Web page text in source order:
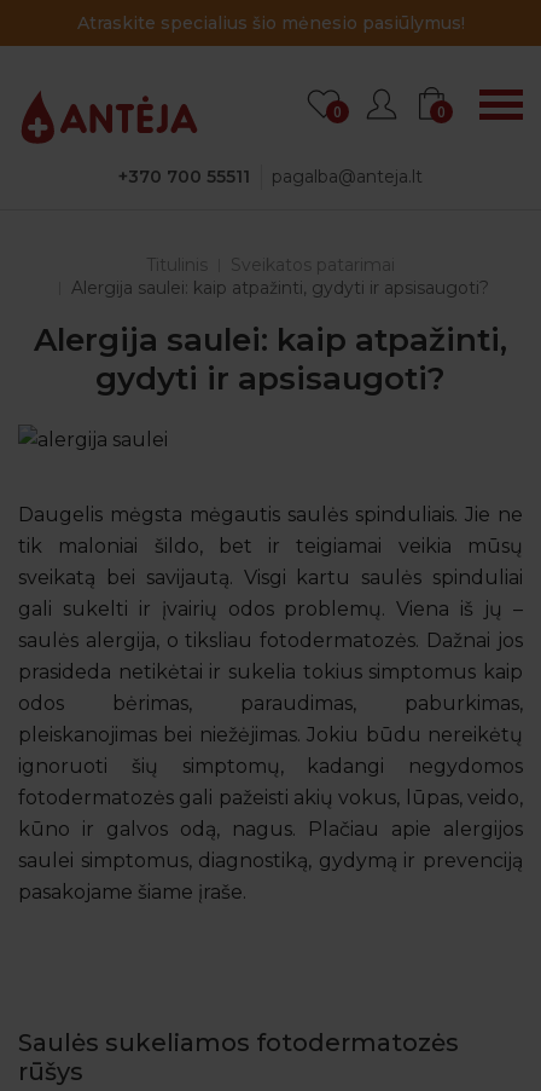
Atraskite specialius šio mėnesio pasiūlymus!
+370 700 55511 pagalba@anteja.lt
0 0
Titulinis
Sveikatos patarimai
Alergija saulei: kaip atpažinti, gydyti ir apsisaugoti?
Alergija saulei: kaip atpažinti,
gydyti ir apsisaugoti?
Daugelis mėgsta mėgautis saulės spinduliais. Jie ne
tik maloniai šildo, bet ir teigiamai veikia mūsų
sveikatą bei savijautą. Visgi kartu saulės spinduliai
gali sukelti ir įvairių odos problemų. Viena iš jų –
saulės alergija, o tiksliau fotodermatozės. Dažnai jos
prasideda netikėtai ir sukelia tokius simptomus kaip
odos bėrimas, paraudimas, paburkimas,
pleiskanojimas bei niežėjimas. Jokiu būdu nereikėtų
ignoruoti šių simptomų, kadangi negydomos
fotodermatozės gali pažeisti akių vokus, lūpas, veido,
kūno ir galvos odą, nagus. Plačiau apie alergijos
saulei simptomus, diagnostiką, gydymą ir prevenciją
pasakojame šiame įraše.
Saulės sukeliamos fotodermatozės
rūšys